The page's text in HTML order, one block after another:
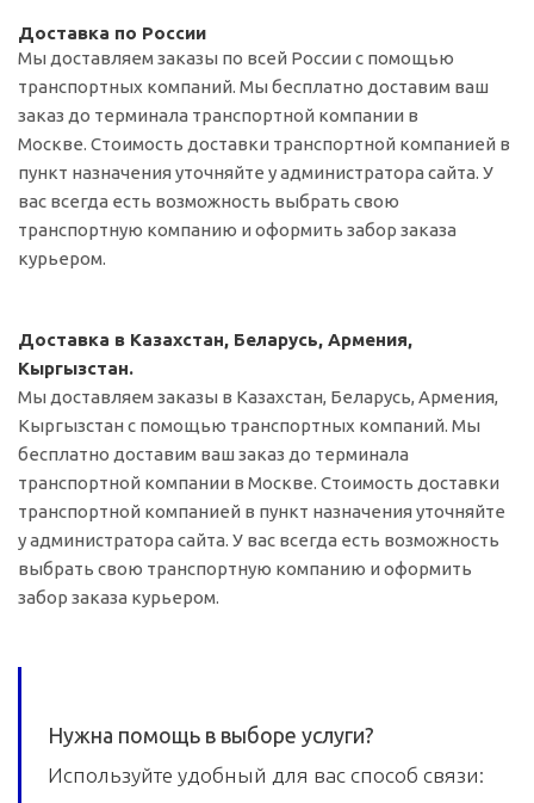
Доставка по России
Мы доставляем заказы по всей России с помощью
транспортных компаний. Мы бесплатно доставим ваш
заказ до терминала транспортной компании в
Москве. Стоимость доставки транспортной компанией в
пункт назначения уточняйте у администратора сайта. У
вас всегда есть возможность выбрать свою
транспортную компанию и оформить забор заказа
курьером.
Доставка в Казахстан, Беларусь, Армения,
Кыргызстан.
Мы доставляем заказы в Казахстан, Беларусь, Армения,
Кыргызстан с помощью транспортных компаний. Мы
бесплатно доставим ваш заказ до терминала
транспортной компании в Москве. Стоимость доставки
транспортной компанией в пункт назначения уточняйте
у администратора сайта. У вас всегда есть возможность
выбрать свою транспортную компанию и оформить
забор заказа курьером.
Нужна помощь в выборе услуги?
Используйте удобный для вас способ связи: